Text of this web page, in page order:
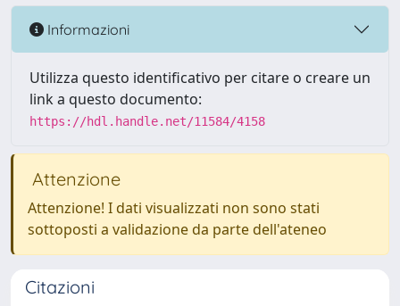
Informazioni
Utilizza questo identificativo per citare o creare un
link a questo documento:
https://hdl.handle.net/11584/4158
Attenzione
Attenzione! I dati visualizzati non sono stati
sottoposti a validazione da parte dell'ateneo
Citazioni